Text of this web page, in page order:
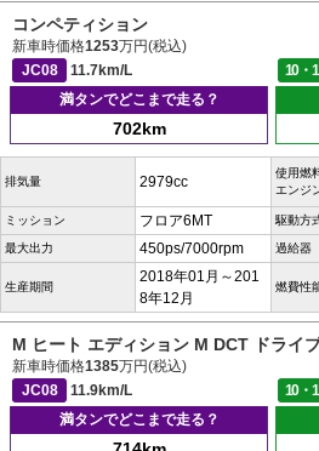
コンペティション
新車時価格1253万円(税込)
JC08
11.7km/L 10・
満タンでどこまで走る？
702km
排気量 2979cc
使用燃
エンジ
ミッション フロア6MT 駆動方
最大出力 450ps/7000rpm 過給器
生産期間
2018年01月～201
8年12月
燃費性
M ヒート エディション M DCT ドライ
新車時価格1385万円(税込)
JC08
11.9km/L 10・
満タンでどこまで走る？